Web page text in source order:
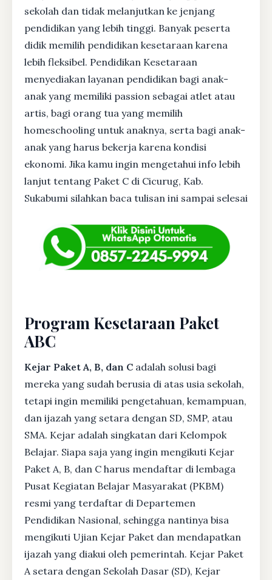
sekolah dan tidak melanjutkan ke jenjang
pendidikan yang lebih tinggi. Banyak peserta
didik memilih pendidikan kesetaraan karena
lebih fleksibel. Pendidikan Kesetaraan
menyediakan layanan pendidikan bagi anak-
anak yang memiliki passion sebagai atlet atau
artis, bagi orang tua yang memilih
homeschooling untuk anaknya, serta bagi anak-
anak yang harus bekerja karena kondisi
ekonomi. Jika kamu ingin mengetahui info lebih
lanjut tentang Paket C di Cicurug, Kab.
Sukabumi silahkan baca tulisan ini sampai selesai
Program Kesetaraan Paket
ABC
Kejar Paket A, B, dan C adalah solusi bagi
mereka yang sudah berusia di atas usia sekolah,
tetapi ingin memiliki pengetahuan, kemampuan,
dan ijazah yang setara dengan SD, SMP, atau
SMA. Kejar adalah singkatan dari Kelompok
Belajar. Siapa saja yang ingin mengikuti Kejar
Paket A, B, dan C harus mendaftar di lembaga
Pusat Kegiatan Belajar Masyarakat (PKBM)
resmi yang terdaftar di Departemen
Pendidikan Nasional, sehingga nantinya bisa
mengikuti Ujian Kejar Paket dan mendapatkan
ijazah yang diakui oleh pemerintah. Kejar Paket
A setara dengan Sekolah Dasar (SD), Kejar